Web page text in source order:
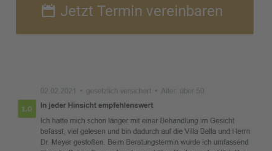
Jetzt Termin verein­ba­ren